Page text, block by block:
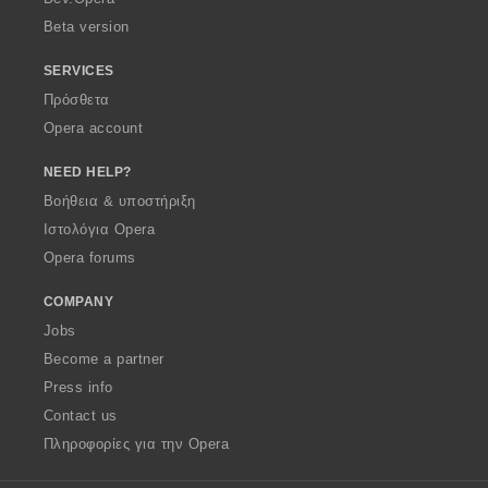
Beta version
SERVICES
Πρόσθετα
Opera account
NEED HELP?
Βοήθεια & υποστήριξη
Ιστολόγια Opera
Opera forums
COMPANY
Jobs
Become a partner
Press info
Contact us
Πληροφορίες για την Opera